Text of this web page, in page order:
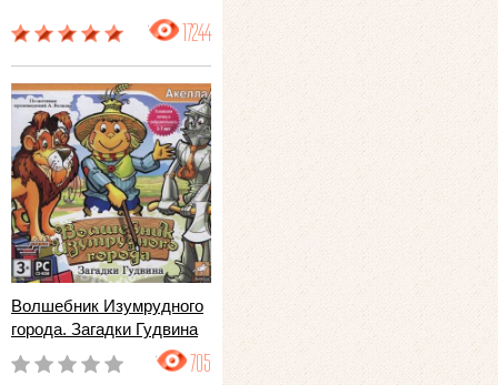
17244
Волшебник Изумрудного
города. Загадки Гудвина
705